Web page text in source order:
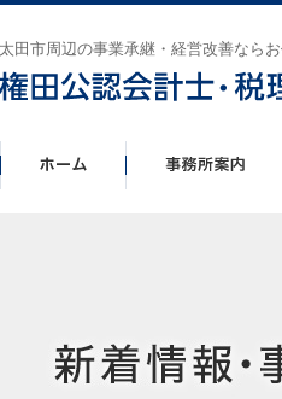
太田市周辺の事業承継・経営改善ならお